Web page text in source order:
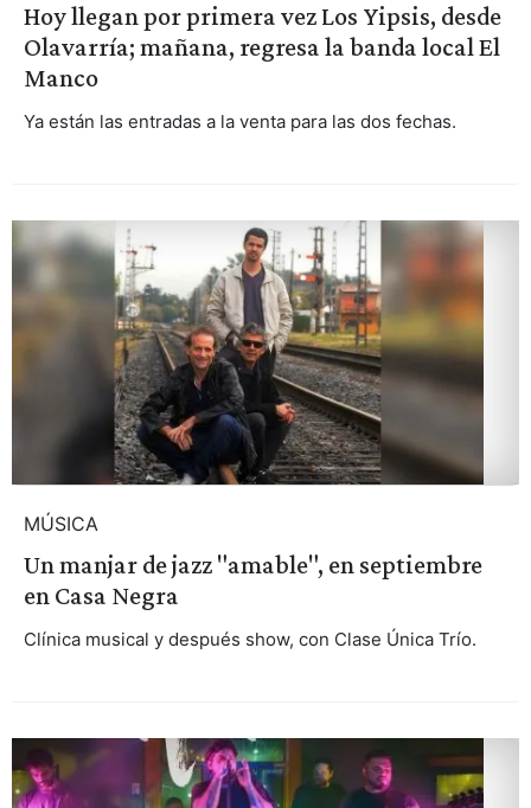
Hoy llegan por primera vez Los Yipsis, desde
Olavarría; mañana, regresa la banda local El
Manco
Ya están las entradas a la venta para las dos fechas.
MÚSICA
Un manjar de jazz "amable", en septiembre
en Casa Negra
Clínica musical y después show, con Clase Única Trío.